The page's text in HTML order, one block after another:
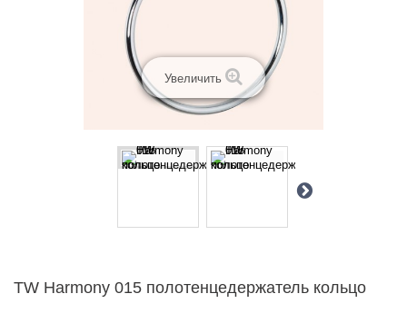
Увеличить
TW Harmony 015 полотенцедержатель кольцо